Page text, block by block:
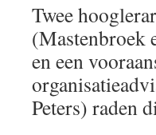
Twee
(Mastenbroek
en een
Peters) raden